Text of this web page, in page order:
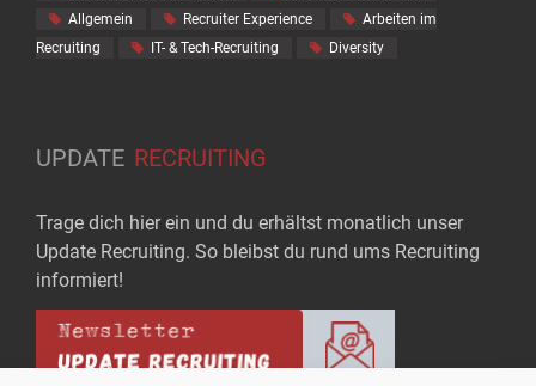
Allgemein
Recruiter Experience
Arbeiten im
Recruiting
IT- & Tech-Recruiting Diversity
UPDATE RECRUITING
Trage dich hier ein und du erhältst monatlich unser
Update Recruiting. So bleibst du rund ums Recruiting
informiert!